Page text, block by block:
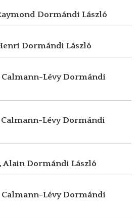
Dormándi László
Dormándi László
Calmann-LévyDormándi
LévyDormándi
AlainDormándi László
Calmann-LévyDormándi